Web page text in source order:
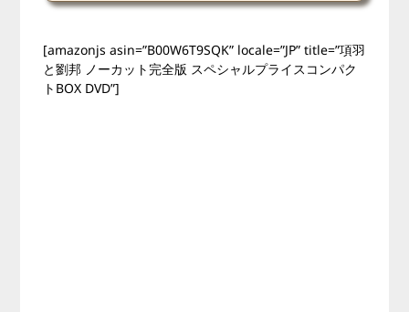
[amazonjs asin=”B00W6T9SQK” locale=”JP” title=”項羽
と劉邦 ノーカット完全版 スペシャルプライスコンパク
トBOX DVD”]